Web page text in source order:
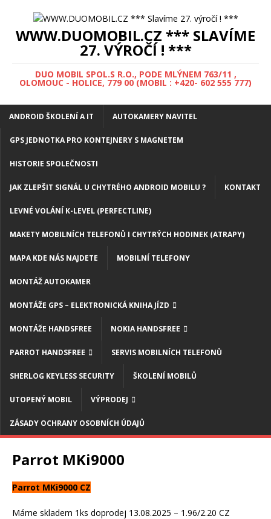
WWW.DUOMOBIL.CZ *** SLAVÍME
27. VÝROČÍ ! ***
DUO MOBIL SPOL.S R.O., PODE MLÝNEM 763/11 ,
OLOMOUC - HOLICE, 779 00 (MOBIL : +420- 602 555 777)
ANDROID ŠKOLENÍ A IT AUTOKAMERY NAVITEL
GPS JEDNOTKA PRO KONTEJNERY S MAGNETEM
HISTORIE SPOLEČNOSTI
JAK ZLEPŠIT SIGNÁL U CHYTRÉHO ANDROID MOBILU ? KONTAKT
LEVNÉ VOLÁNÍ K-LEVEL (PERFECTLINE)
MAKETY MOBILNÍCH TELEFONŮ I CHYTRÝCH HODINEK (ATRAPY)
MAPA KDE NÁS NAJDETE MOBILNÍ TELEFONY
MONTÁŽ AUTOKAMER
MONTÁŽE GPS – ELEKTRONICKÁ KNIHA JÍZD
MONTÁŽE HANDSFREE NOKIA HANDSFREE
PARROT HANDSFREE SERVIS MOBILNÍCH TELEFONŮ
SHERLOG KEYLESS SECURITY ŠKOLENÍ MOBILŮ
UTOPENÝ MOBIL VÝPRODEJ
ZÁSADY OCHRANY OSOBNÍCH ÚDAJŮ
Parrot MKi9000
Parrot MKi9000 CZ
Máme skladem 1ks doprodej 13.08.2025 – 1.96/2.20 CZ